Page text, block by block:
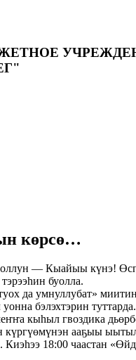
көрсө…
— Кыайыы күнэ!
буолла.
да умнуллубат»
бэлэхтэрин
кыһыл гвоздика
ааҕыы
18:00 чаастан